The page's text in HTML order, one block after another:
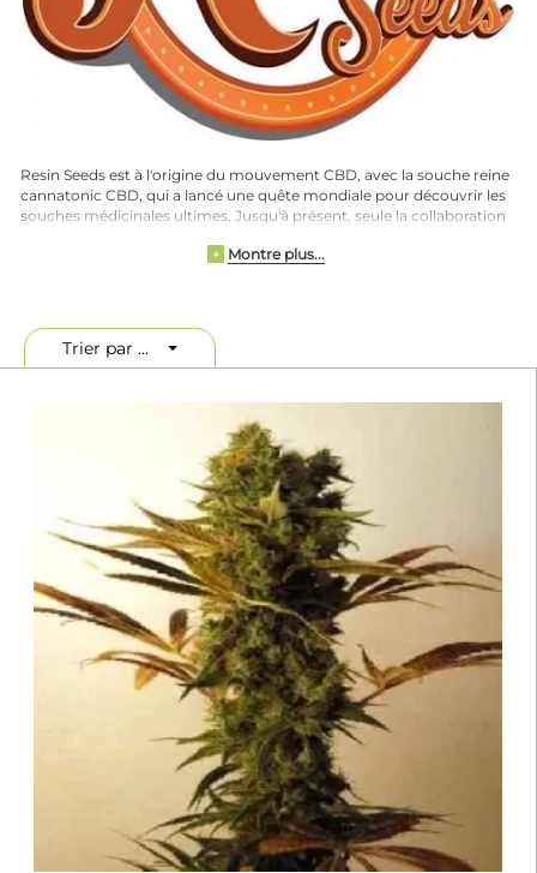
Resin Seeds est à l'origine du mouvement CBD, avec la souche reine
cannatonic CBD, qui a lancé une quête mondiale pour découvrir les
souches médicinales ultimes. Jusqu'à présent, seule la collaboration
valeur pharmacologique équivalente. Notre équipe est fière de
+ Montre plus...
Trier par ...